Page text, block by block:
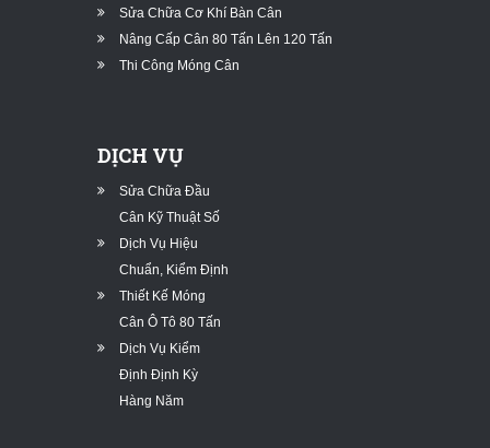
Sửa Chữa Cơ Khí Bàn Cân
Nâng Cấp Cân 80 Tấn Lên 120 Tấn
Thi Công Móng Cân
DỊCH VỤ
Sửa Chữa Đầu
Cân Kỹ Thuật Số
Dịch Vụ Hiệu
Chuẩn, Kiểm Định
Thiết Kế Móng
Cân Ô Tô 80 Tấn
Dịch Vụ Kiểm
Định Định Kỳ
Hàng Năm